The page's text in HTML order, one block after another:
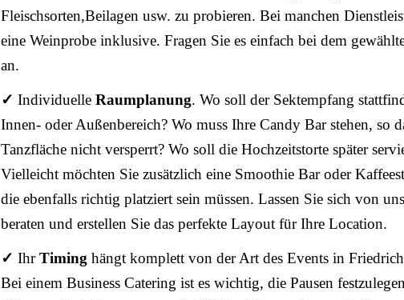
Fleischsorten,Beilagen usw. zu probieren. Bei manchen
eine Weinprobe inklusive. Fragen Sie es einfach bei dem
an.
✓ Individuelle Raumplanung. Wo soll der Sektempfang
Innen- oder Außenbereich? Wo muss Ihre Candy Bar stehen, so
Tanzfläche nicht versperrt? Wo soll die Hochzeitstorte später
Vielleicht möchten Sie zusätzlich eine Smoothie Bar oder
die ebenfalls richtig platziert sein müssen. Lassen Sie sich von
beraten und erstellen Sie das perfekte Layout für Ihre Location.
✓ IhrTiming hängt komplett von der Art des Events in
Bei einem Business Catering ist es wichtig, die Pausen